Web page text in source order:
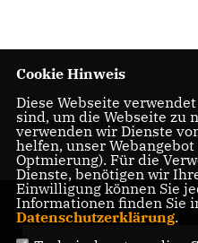
09.03.2022, 11:44 Uhr
Cookie Hinweis
Diese Webseite
sind, um die Webseite zu
verwenden wir Dienste
helfen, unser
Optmierung). Für die
Dienste, benötigen wir
Einwilligung können Sie
Informationen finden Sie
Datenschutzerklärung.